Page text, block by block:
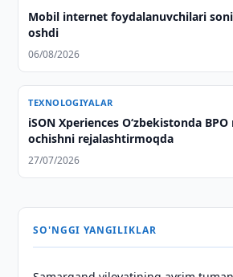
Mobil internet foydalanuvchilari
oshdi
06/08/2026
TEXNOLOGIYALAR
iSON Xperiences Oʻzbekistonda
ochishni rejalashtirmoqda
27/07/2026
SO'NGGI YANGILIKLAR